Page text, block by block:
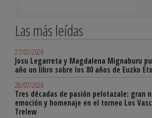
Las más leídas
27/07/2026
Josu Legarreta y Magdalena Mignaburu
año un libro sobre los 80 años de Euzko
28/07/2026
Tres décadas de pasión pelotazale: gran
emoción y homenaje en el torneo Los
Trelew